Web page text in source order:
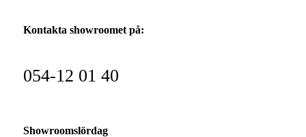
Kontakta showroomet på:
054-12 01 40
Showroomslördag